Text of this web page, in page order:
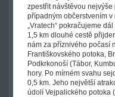
zpestřit návštěvou
případným občerstvením v
„Vratech“ pokračujeme
1,5 km dlouhé cestě
nám za příznivého počasí
Františkovského potoka,
Podkrkonoší (Tábor,
hory. Po mírném svahu
0,5 km. Jeho největší
údolí Vejpalického potoka